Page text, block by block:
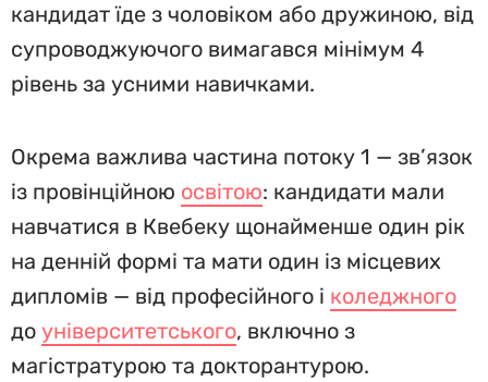
кандидат їде з чоловіком або дружиною, від
супроводжуючого вимагався мінімум 4
рівень за усними навичками.
Окрема важлива частина потоку 1 — зв’язок
із провінційною освітою: кандидати мали
навчатися в Квебеку щонайменше один рік
на денній формі та мати один із місцевих
дипломів — від професійного і коледжного
до університетського, включно з
магістратурою та докторантурою.